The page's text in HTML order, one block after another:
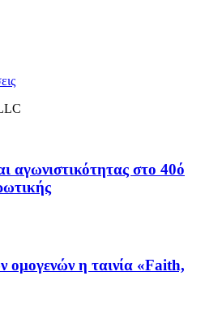
αγωνιστικότητας στο 40ό
ομογενών η ταινία «Faith,